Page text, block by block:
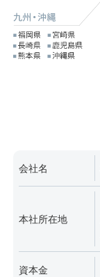
会社名
本社所在地
資本金